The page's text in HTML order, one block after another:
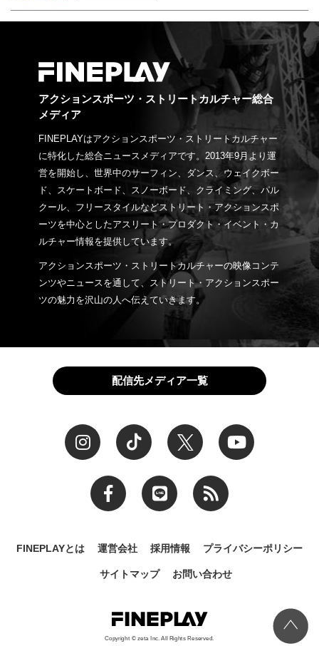
アクションスポーツ・ストリートカルチャー総合
メディア
FINEPLAYはアクションスポーツ・ストリートカルチャー
に特化した総合ニュースメディアです。2013年9月より運
営を開始し、世界中のサーフィン、ダンス、ウェイクボー
ド、スケートボード、スノーボード、クライミング、パル
クール、フリースタイルなどストリート・アクションスポ
ーツを中心としたアスリート・プロダクト・イベント・カ
ルチャー情報を提供しています。
アクションスポーツ・ストリートカルチャーの映像コンテ
ンツやニュースを通して、ストリート・アクションスポー
ツの魅力を沢山の人へ伝えていきます。
配信先メディア一覧
FINEPLAYとは 運営会社 採用情報 プライバシーポリシー
サイトマップ お問い合わせ
Copyright © zeta Inc. All Rights Reserved.